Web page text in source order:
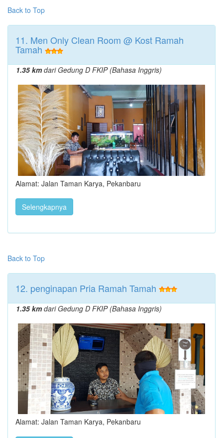
Back to Top
11. Men Only Clean Room @ Kost Ramah
Tamah
1.35 kmdari Gedung D FKIP (Bahasa Inggris)
Alamat: Jalan Taman Karya, Pekanbaru
Selengkapnya
Back to Top
12. penginapan Pria Ramah Tamah
1.35 kmdari Gedung D FKIP (Bahasa Inggris)
Alamat: Jalan Taman Karya, Pekanbaru